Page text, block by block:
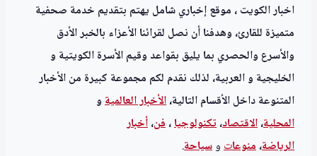
اخبار الكويت ، موقع إخباري شامل يهتم بتقديم خدمة صحفية
متميزة للقارئ، وهدفنا أن نصل لقرائنا الأعزاء بالخبر الأدق
والأسرع والحصري بما يليق بقواعد وقيم الأسرة الكويتية و
الخليجية و العربية، لذلك نقدم لكم مجموعة كبيرة من الأخبار
المتنوعة داخل الأقسام التالية،الأخبار العالميةو
المحلية،الاقتصاد،تكنولوجيا،فن،أخبار
الرياضة،منوعاتوسياحة.